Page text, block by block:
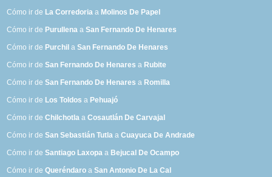
Cómo ir de La Corredoria a Molinos De Papel
Cómo ir de Purullena aSan Fernando De Henares
Cómo ir de Purchil aSan Fernando De Henares
Cómo ir deSan Fernando De Henares a Rubite
Cómo ir deSan Fernando De Henares a Romilla
Cómo ir de Los Toldos a Pehuajó
Cómo ir deChilchotla aCosautlán De Carvajal
Cómo ir deSan Sebastián Tutla aCuayuca De Andrade
Cómo ir deSantiago Laxopa a Bejucal De Ocampo
Cómo ir deQueréndaro aSan Antonio De La Cal